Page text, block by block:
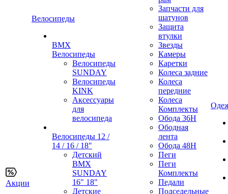
Акции
Велосипеды
BMX
Велосипеды
Велосипеды
SUNDAY
Велосипеды
KINK
Аксессуары
для
велосипеда
Велосипеды 12 /
14 / 16 / 18"
Детский
BMX
SUNDAY
16" 18"
Детские
Запчасти для
шатунов
Защита
втулки
Звезды
Камеры
Каретки
Колеса задние
Колеса
передние
Колеса
Комплекты
Обода 36H
Ободная
лента
Обода 48H
Пеги
Пеги
Комплекты
Педали
Подседельные